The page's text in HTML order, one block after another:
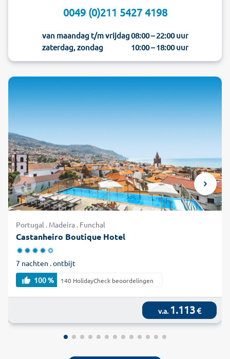
0049 (0)211 5427 4198
van maandag t/m vrijdag08:00 – 22:00 uur
zaterdag, zondag
10:00 – 18:00 uur
Portugal . Madeira . Funchal
Castanheiro Boutique Hotel
7 nachten . ontbijt
100 %
140 HolidayCheck beoordelingen
v.a.1.113€